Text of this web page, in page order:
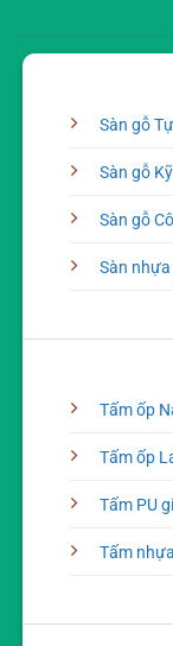
Sàn gỗ
Sàn gỗ
Sàn gỗ
Sàn
Tấm ốp
Tấm ốp
Tấm PU
Tấm